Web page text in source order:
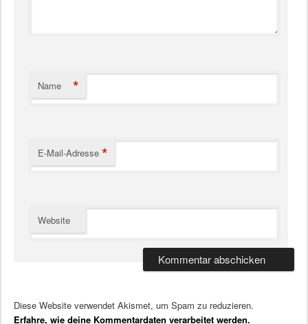
Name *
E-Mail-Adresse *
Website
Diese Website verwendet Akismet, um Spam zu reduzieren.
Erfahre, wie deine Kommentardaten verarbeitet werden.